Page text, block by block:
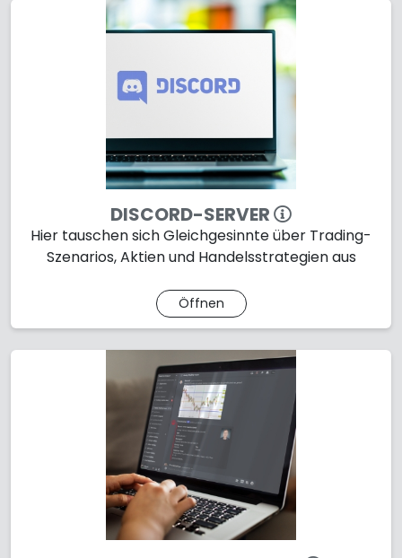
DISCORD-SERVER
Hier tauschen sich Gleichgesinnte über Trading-
Szenarios, Aktien und Handelsstrategien aus
Öffnen